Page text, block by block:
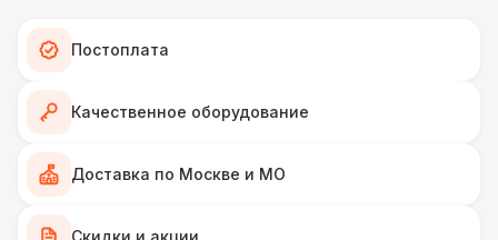
Палатка 2,5 х 2,5 м
Шатер Пагода
Домик «Ярмарочный» 3 х 2 м
Шатер Павильон
Постоплата
Качественное оборудование
Доставка по Москве и МО
Скидки и акции